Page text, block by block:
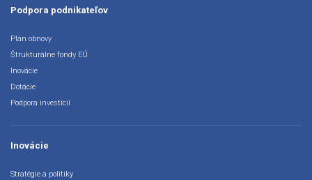
Podpora podnikateľov
Plán obnovy
Štrukturálne fondy EÚ
Inovácie
Dotácie
Podpora investícií
Inovácie
Stratégie a politiky